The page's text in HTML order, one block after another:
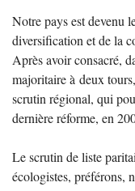
Notre pays est devenu
diversification et de la
Après avoir consacré,
majoritaire à deux
scrutin régional, qui
dernière réforme, en
Le scrutin de liste
écologistes, préférons,